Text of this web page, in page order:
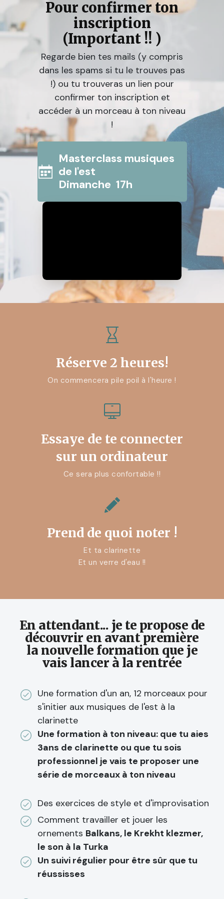
Pour confirmer ton
inscription
(Important !! )
Regarde bien tes mails (y compris
dans les spams si tu le trouves pas
!) ou tu trouveras un lien pour
confirmer ton inscription et
accéder à un morceau à ton niveau
!
Masterclass musiques
de l'est
Dimanche 17h
Réserve 2 heures!
On commencera pile poil à l'heure !
Essaye de te connecter
sur un ordinateur
Ce sera plus confortable !!
Prend de quoi noter !
Et ta clarinette
Et un verre d'eau !!
En attendant... je te propose de
découvrir en avant première
la nouvelle formation que je
vais lancer à la rentrée
Une formation d'un an, 12 morceaux pour
s'initier aux musiques de l'est à la
clarinette
Une formation à ton niveau: que tu aies
3ans de clarinette ou que tu sois
professionnel je vais te proposer une
série de morceaux à ton niveau
Des exercices de style et d'improvisation
Comment travailler et jouer les
ornements Balkans, le Krekht klezmer,
le son à la Turka
Un suivi régulier pour être sûr que tu
réussisses